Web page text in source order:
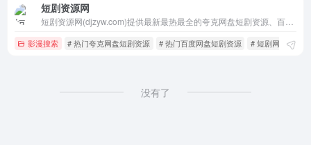
短剧资源网
影漫搜索 # 热门夸克网盘短剧资源 # 热门百度网盘短剧资源 # 短剧网盘资源
没有了